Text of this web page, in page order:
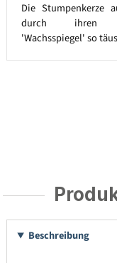
Die Stumpenkerze
durch ihren
'Wachsspiegel' so
Beschreibung